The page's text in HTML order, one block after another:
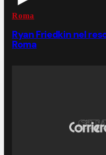
Roma
Ryan Friedkin nel
Roma